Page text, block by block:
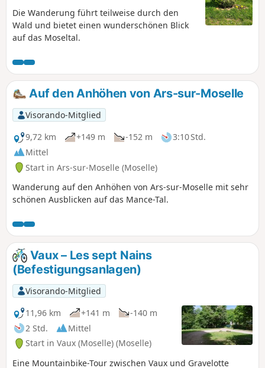
Die Wanderung führt teilweise durch den
Wald und bietet einen wunderschönen Blick
auf das Moseltal.
Auf den Anhöhen von Ars-sur-Moselle
Visorando-Mitglied
9,72 km
+149 m -152 m
3:10 Std.
Mittel
Start in Ars-sur-Moselle (Moselle)
Wanderung auf den Anhöhen von Ars-sur-Moselle mit sehr
schönen Ausblicken auf das Mance-Tal.
Vaux – Les sept Nains
(Befestigungsanlagen)
Visorando-Mitglied
11,96 km
+141 m
-140 m
2 Std.
Mittel
Start in Vaux (Moselle) (Moselle)
Eine Mountainbike-Tour zwischen Vaux und Gravelotte